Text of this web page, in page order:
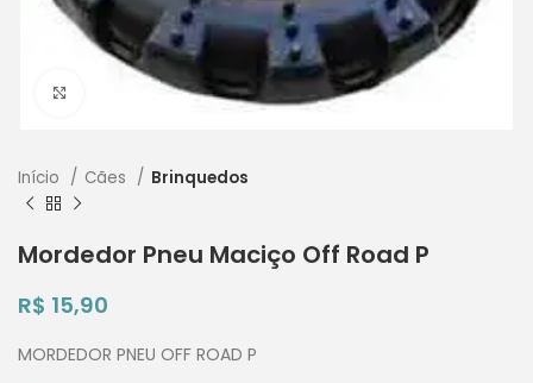
Clique para ampliar
Início Cães Brinquedos
Mordedor Pneu Maciço Off Road P
R$ 15,90
MORDEDOR PNEU OFF ROAD P